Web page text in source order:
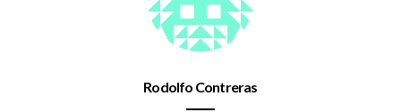
Rodolfo Contreras